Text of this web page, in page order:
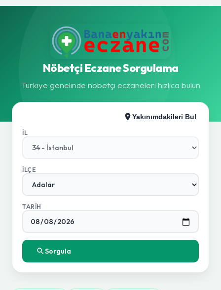
Nöbetçi Eczane Sorgulama
Türkiye genelinde nöbetçi eczaneleri hızlıca bulun
Yakınımdakileri Bul
İL
İLÇE
TARIH
Sorgula